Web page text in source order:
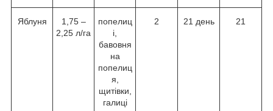
Яблуня
1,75 –
2,25 л/га
попелиц
і,
бавовня
на
попелиц
я,
щитівки,
галиці
2 21 день 21